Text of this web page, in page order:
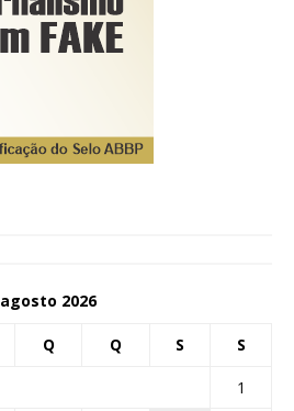
agosto 2026
Q Q S S
1